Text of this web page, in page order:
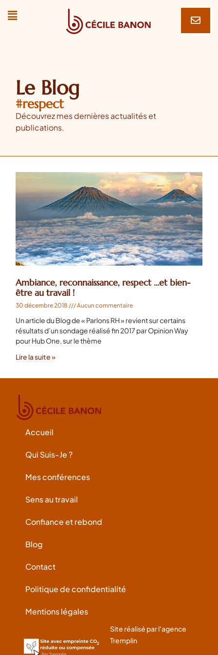
Le Blog
#respect
Découvrez mes dernières actualités et
publications.
Ambiance, reconnaissance, respect …et bien-
être au travail !
30 décembre 2018 Aucun commentaire
Un article du Blog de « Parlons RH » revient sur certains
résultats d’un sondage réalisé fin 2017 par Opinion Way
pour Hub One, sur le thème
Lire la suite »
Accueil
Qui Suis-Je ?
Mes conférences
Sens au travail
Confiance et rebond
Blog
Contact
Politique de confidentialité
Mentions légales
Site réalisé par l'agence
Tremplin